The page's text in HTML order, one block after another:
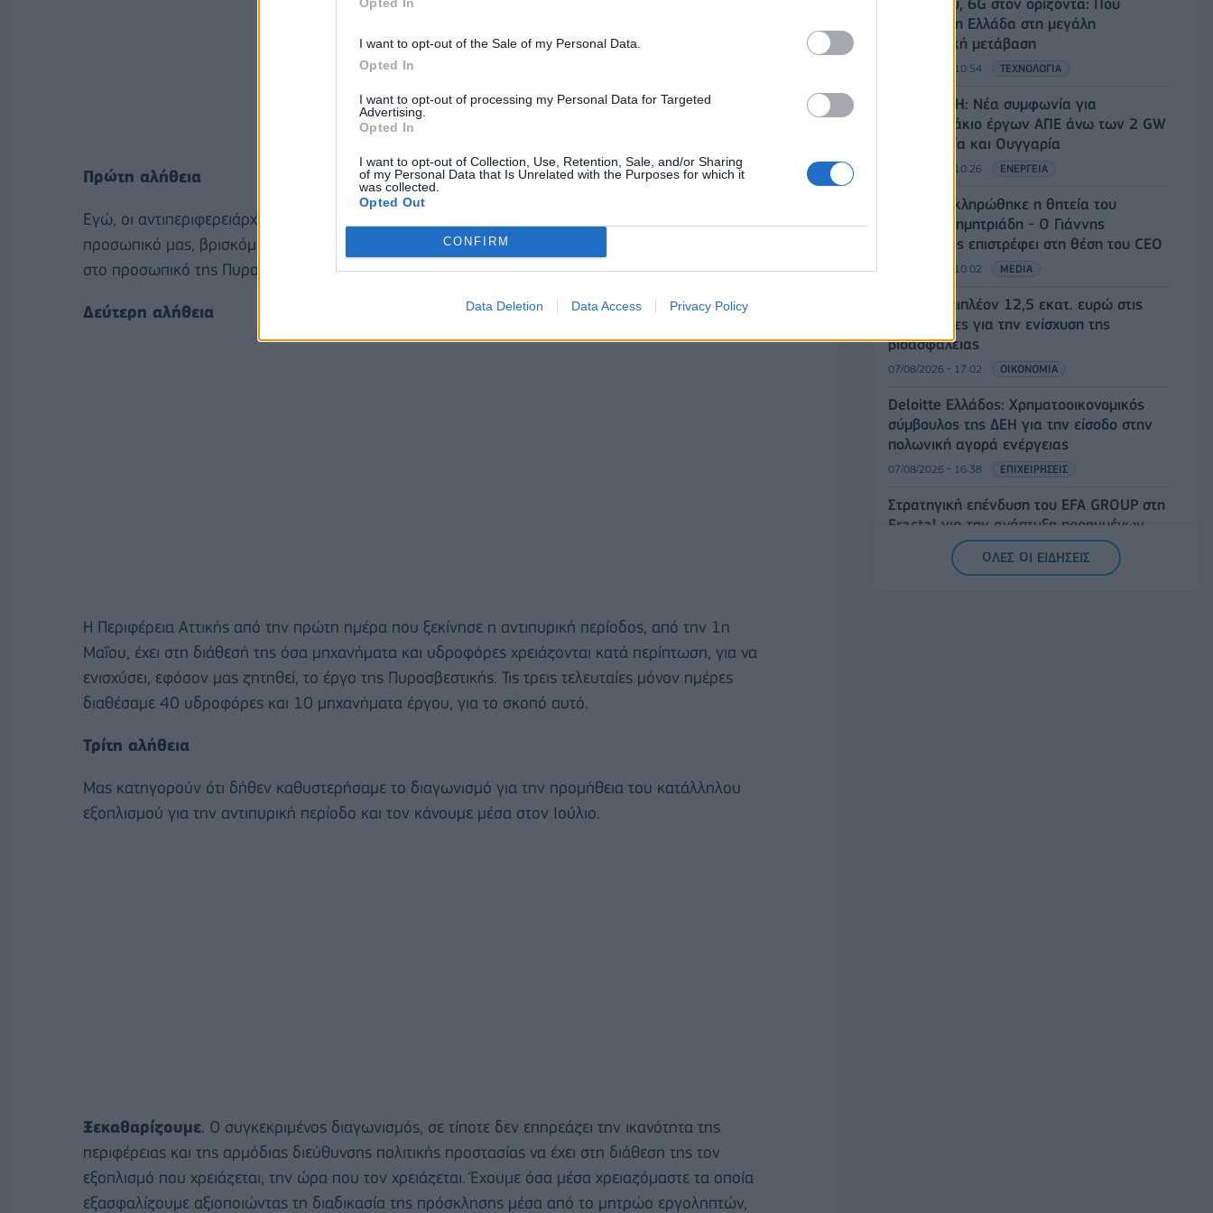
I want to opt-out of the Sale of my Personal Data.
Opted In
I want to opt-out of processing my Personal Data for Targeted
Advertising.
Opted In
I want to opt-out of Collection, Use, Retention, Sale, and/or Sharing
of my Personal Data that Is Unrelated with the Purposes for which it
was collected.
Opted Out
CONFIRM
Data Deletion Data Access Privacy Policy
Πρώτη αλήθεια
Εγώ, οι αντιπεριφερειάρχες μου, τα στελέχη της διεύθυνσης πολιτικής προστασίας και το
προσωπικό μας, βρισκόμαστε όλες αυτές τις μέρες διαρκώς στην πρώτη γραμμή της μάχης, δίπλα
στο προσωπικό της Πυροσβεστικής Υπηρεσίας. Υπεύθυνα, αθόρυβα, αποτελεσματικά.
Δεύτερη αλήθεια
Η Περιφέρεια Αττικής από την πρώτη ημέρα που ξεκίνησε η αντιπυρική περίοδος, από την 1η
Μαΐου, έχει στη διάθεσή της όσα μηχανήματα και υδροφόρες χρειάζονται κατά περίπτωση, για να
ενισχύσει, εφόσον μας ζητηθεί, το έργο της Πυροσβεστικής. Τις τρεις τελευταίες μόνον ημέρες
διαθέσαμε 40 υδροφόρες και 10 μηχανήματα έργου, για το σκοπό αυτό.
Τρίτη αλήθεια
Μας κατηγορούν ότι δήθεν καθυστερήσαμε το διαγωνισμό για την προμήθεια του κατάλληλου
εξοπλισμού για την αντιπυρική περίοδο και τον κάνουμε μέσα στον Ιούλιο.
Ξεκαθαρίζουμε. Ο συγκεκριμένος διαγωνισμός, σε τίποτε δεν επηρεάζει την ικανότητα της
περιφέρειας και της αρμόδιας διεύθυνσης πολιτικής προστασίας να έχει στη διάθεση της τον
εξοπλισμό που χρειάζεται, την ώρα που τον χρειάζεται. Έχουμε όσα μέσα χρειαζόμαστε τα οποία
εξασφαλίζουμε αξιοποιώντας τη διαδικασία της πρόσκλησης μέσα από το μητρώο εργοληπτών,
5G παντού, 6G στον ορίζοντα: Πού
βρίσκεται η Ελλάδα στη μεγάλη
τεχνολογική μετάβαση
08/08/2026 - 10:54 ΤΕΧΝΟΛΟΓΙΑ
Όμιλος ΔΕΗ: Νέα συμφωνία για
χαρτοφυλάκιο έργων ΑΠΕ άνω των 2 GW
σε Πολωνία και Ουγγαρία
08/08/2026 - 10:26 ΕΝΕΡΓΕΙΑ
ΣΚΑΪ: Ολοκληρώθηκε η θητεία του
Γρηγόρη Δημητριάδη - Ο Γιάννης
Αλαφούζος επιστρέφει στη θέση του CEO
08/08/2026 - 10:02 MEDIA
ΥΠΑΑΤ: Επιπλέον 12,5 εκατ. ευρώ στις
Περιφέρειες για την ενίσχυση της
βιοασφάλειας
07/08/2026 - 17:02 ΟΙΚΟΝΟΜΙΑ
Deloitte Ελλάδος: Χρηματοοικονομικός
σύμβουλος της ΔΕΗ για την είσοδο στην
πολωνική αγορά ενέργειας
07/08/2026 - 16:38 ΕΠΙΧΕΙΡΗΣΕΙΣ
Στρατηγική επένδυση του EFA GROUP στη
Fractal για την ανάπτυξη προηγμένων
αμυντικών τεχνολογιών
07/08/2026 - 16:11
ΟΛΕΣ ΟΙ ΕΙΔΗΣΕΙΣ